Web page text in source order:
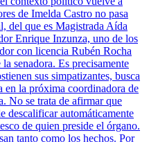
de Imelda Castro no pasa
del que es Magistrada Aída
Enrique Inzunza, uno de los
con licencia Rubén Rocha
senadora. Es precisamente
sus simpatizantes, busca
en la próxima coordinadora de
No se trata de afirmar que
descalificar automáticamente
de quien preside el órgano.
tanto como los hechos. Por